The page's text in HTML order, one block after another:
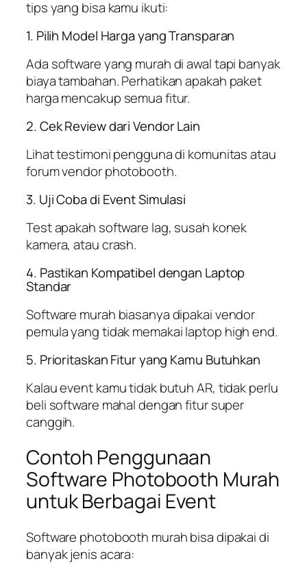
tips yang bisa kamu ikuti:
1. Pilih Model Harga yang Transparan
Ada software yang murah di awal tapi banyak
biaya tambahan. Perhatikan apakah paket
harga mencakup semua fitur.
2. Cek Review dari Vendor Lain
Lihat testimoni pengguna di komunitas atau
forum vendor photobooth.
3. Uji Coba di Event Simulasi
Test apakah software lag, susah konek
kamera, atau crash.
4. Pastikan Kompatibel dengan Laptop
Standar
Software murah biasanya dipakai vendor
pemula yang tidak memakai laptop high end.
5. Prioritaskan Fitur yang Kamu Butuhkan
Kalau event kamu tidak butuh AR, tidak perlu
beli software mahal dengan fitur super
canggih.
Contoh Penggunaan
Software Photobooth Murah
untuk Berbagai Event
Software photobooth murah bisa dipakai di
banyak jenis acara: